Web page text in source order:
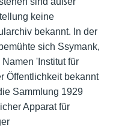
keine
bekannt. In der
sich Ssymank,
'Institut für
Öffentlichkeit bekannt
Sammlung 1929
Apparat für